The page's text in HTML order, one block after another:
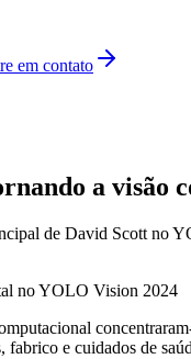
em contato
a visão
de David Scott no
fabrico e cuidados de